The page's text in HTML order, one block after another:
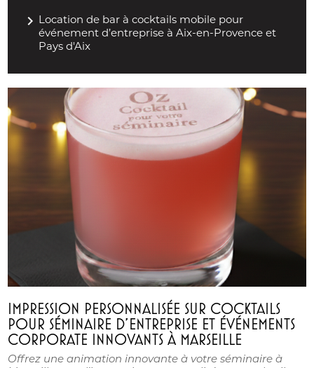
navigate_next Location de bar à cocktails mobile pour
événement d’entreprise à Aix-en-Provence et
Pays d'Aix
IMPRESSION PERSONNALISÉE SUR COCKTAILS
POUR SÉMINAIRE D’ENTREPRISE ET ÉVÉNEMENTS
CORPORATE INNOVANTS À MARSEILLE
Offrez une animation innovante à votre séminaire à